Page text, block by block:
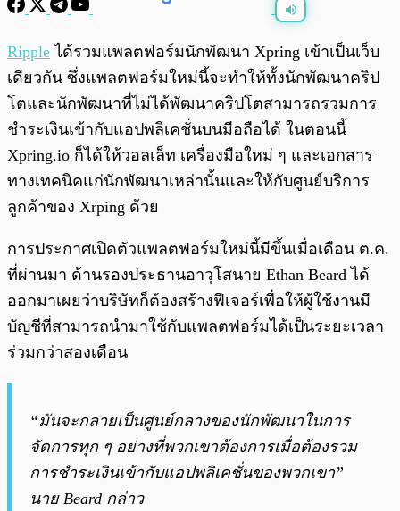
พร้อมเล่น 0:00 /0:00
Ripple ได้รวมแพลตฟอร์มนักพัฒนา Xpring เข้าเป็นเว็บ
เดียวกัน ซึ่งแพลตฟอร์มใหม่นี้จะทำให้ทั้งนักพัฒนาคริป
โตและนักพัฒนาที่ไม่ได้พัฒนาคริปโตสามารถรวมการ
ชำระเงินเข้ากับแอปพลิเคชั่นบนมือถือได้ ในตอนนี้
Xpring.io ก็ได้ให้วอลเล็ท เครื่องมือใหม่ ๆ และเอกสาร
ทางเทคนิคแก่นักพัฒนาเหล่านั้นและให้กับศูนย์บริการ
ลูกค้าของ Xrping ด้วย
การประกาศเปิดตัวแพลตฟอร์มใหม่นี้มีขึ้นเมื่อเดือน ต.ค.
ที่ผ่านมา ด้านรองประธานอาวุโสนาย Ethan Beard ได้
ออกมาเผยว่าบริษัทก็ต้องสร้างฟีเจอร์เพื่อให้ผู้ใช้งานมี
บัญชีที่สามารถนำมาใช้กับแพลตฟอร์มได้เป็นระยะเวลา
ร่วมกว่าสองเดือน
“มันจะกลายเป็นศูนย์กลางของนักพัฒนาในการ
จัดการทุก ๆ อย่างที่พวกเขาต้องการเมื่อต้องรวม
การชำระเงินเข้ากับแอปพลิเคชั่นของพวกเขา”
นาย Beard กล่าว